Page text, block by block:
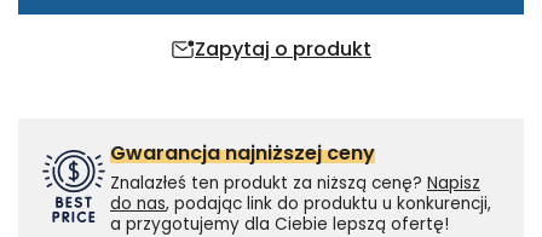
Zapytaj o produkt
Gwarancja najniższej ceny
Znalazłeś ten produkt za niższą cenę? Napisz
do nas, podając link do produktu u konkurencji,
a przygotujemy dla Ciebie lepszą ofertę!